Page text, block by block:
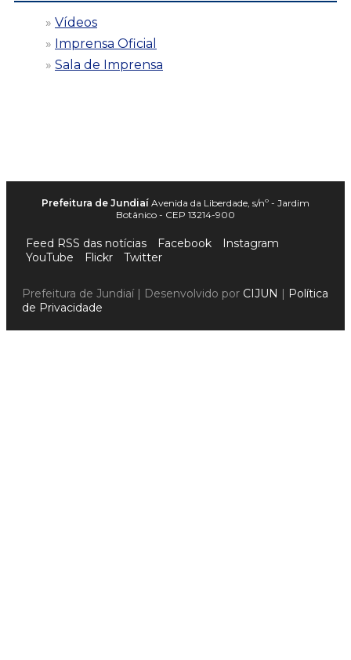
Vídeos
Imprensa Oficial
Sala de Imprensa
Prefeitura de Jundiaí Avenida da Liberdade, s/nº - Jardim
Botânico - CEP 13214-900
Feed RSS das notícias Facebook
Instagram
YouTube
Flickr Twitter
Prefeitura de Jundiaí | Desenvolvido por CIJUN | Política
de Privacidade